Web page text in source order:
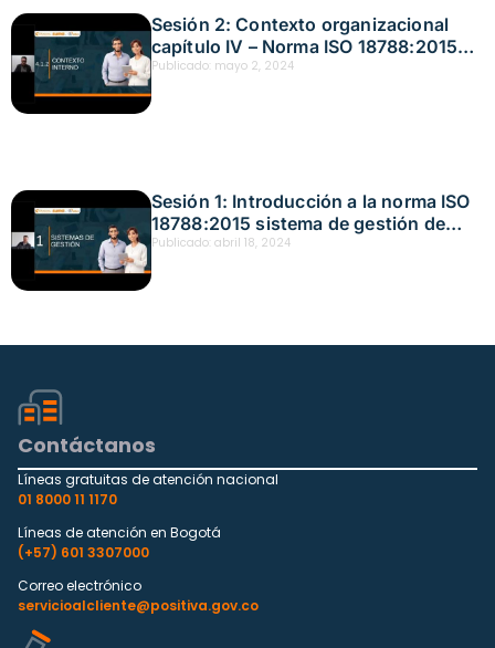
Sesión 2: Contexto organizacional
capítulo IV – Norma ISO 18788:2015
Sistema de gestión de operaciones de
seguridad privada Fecha: mayo 2,
Publicado: mayo 2, 2024
Sesión 1: Introducción a la norma ISO
18788:2015 sistema de gestión de
operaciones de seguridad privada
Fecha: abril 18, 2024
Publicado: abril 18, 2024
Contáctanos
Líneas gratuitas de atención nacional
01 8000 11 1170
Líneas de atención en Bogotá
(+57) 601 3307000
Correo electrónico
servicioalcliente@positiva.gov.co